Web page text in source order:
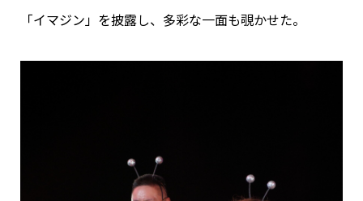
「イマジン」を披露し、多彩な一面も覗かせた。